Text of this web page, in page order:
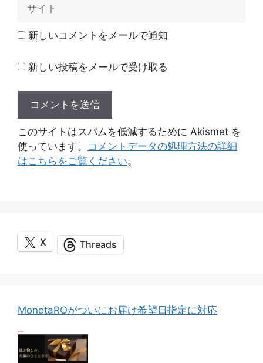
ト 新しいコメントをメールで通知
新しい投稿をメールで受け取る
このサイトはスパムを低減するために Akismet を
使っています。 コメントデータの処理方法の詳細
はこちらをご覧ください。
X Threads
MonotaROがついにお届け希望日指定に対応